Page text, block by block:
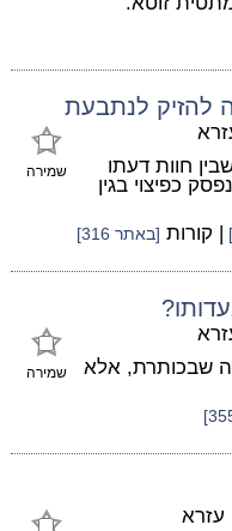
להזיק לנתבעת
שמירה
חוות דעתו
כפיצוי בגין
| קורות [באתר 316]
שמירה
שבכותרת, אלא
עזרא